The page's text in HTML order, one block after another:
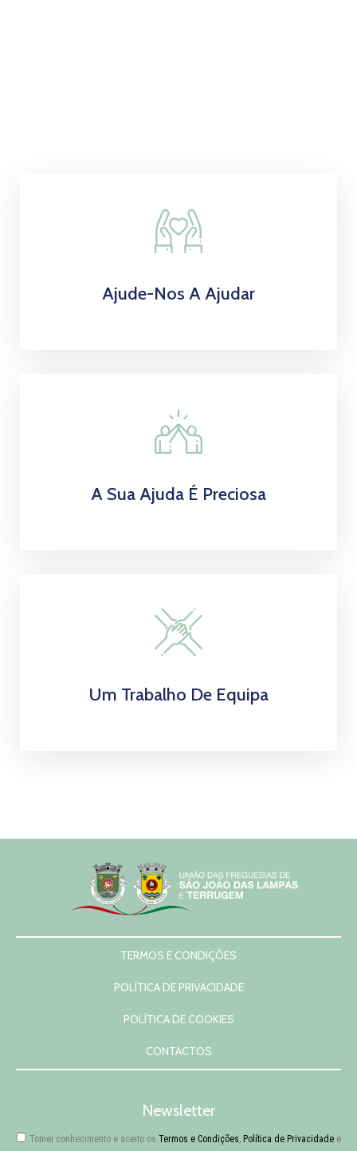
Ajude-Nos A Ajudar
A Sua Ajuda É Preciosa
Um Trabalho De Equipa
TERMOS E CONDIÇÕES
POLÍTICA DE PRIVACIDADE
POLÍTICA DE COOKIES
CONTACTOS
Newsletter
Tomei conhecimento e aceito os Termos e Condições Política de Privacidade e